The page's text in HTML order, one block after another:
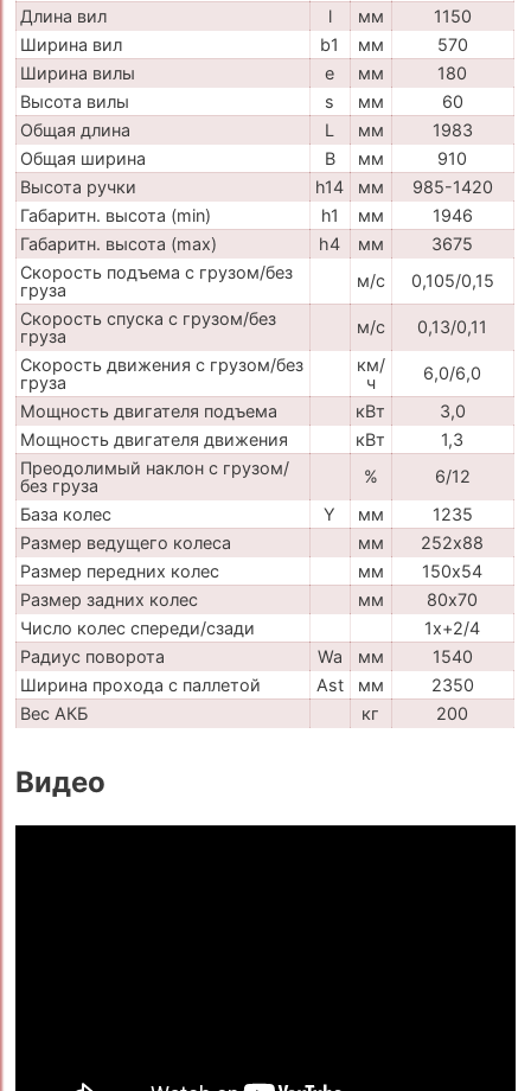
Длина вил l мм
1150
Ширина вил
b1 мм
570
Ширина вилы
e мм
180
Высота вилы
s мм
60
Общая длина
L мм
1983
Общая ширина
B мм
910
Высота ручки
h14 мм
985-1420
Габаритн. высота (min)
h1 мм
1946
Габаритн. высота (max)
h4 мм
3675
Скорость подъема с грузом/без
груза
м/с
0,105/0,15
Скорость спуска с грузом/без
груза
м/с
0,13/0,11
Скорость движения с грузом/без
груза
км/
ч
6,0/6,0
Мощность двигателя подъема
кВт
3,0
Мощность двигателя движения
кВт
1,3
Преодолимый наклон с грузом/
без груза
%
6/12
База колес
Y мм
1235
Размер ведущего колеса
мм
252х88
Размер передних колес
мм
150х54
Размер задних колес
мм
80х70
Число колес спереди/сзади
1x+2/4
Радиус поворота
Wa мм
1540
Ширина прохода с паллетой
Ast мм
2350
Вес АКБ
кг 200
Видео